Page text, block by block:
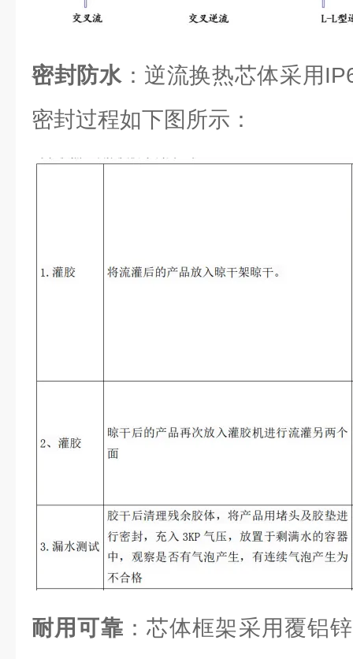
密封防水：逆流换热芯体采用
密封过程如下图所示：
耐用可靠 ：芯体框架采用覆铝